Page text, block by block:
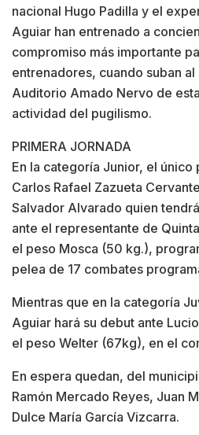
nacional Hugo Padilla y el
Aguiar han entrenado a
compromiso más importante
entrenadores, cuando suban
Auditorio Amado Nervo de
actividad del pugilismo.
PRIMERA JORNADA
En la categoría Junior, el único
Carlos Rafael Zazueta
Salvador Alvarado quien
ante el representante de
el peso Mosca (50 kg.),
pelea de 17 combates
Mientras que en la categoría
Aguiar hará su debut ante
el peso Welter (67kg), en el
En espera quedan, del
Ramón Mercado Reyes, Juan
Dulce María García Vizcarra.